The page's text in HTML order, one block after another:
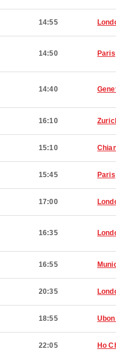
14:55
14:50 Paris
14:40
16:10
15:10
15:45 Paris
17:00
16:35
16:55
20:35
18:55
22:05 Ho